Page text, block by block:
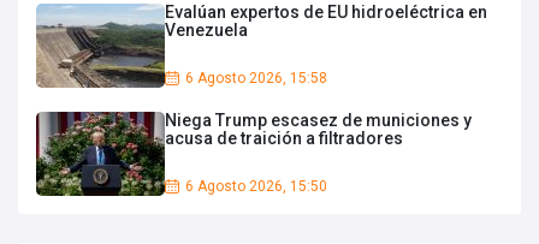
Evalúan expertos de EU hidroeléctrica en
Venezuela
6 Agosto 2026, 15:58
Niega Trump escasez de municiones y
acusa de traición a filtradores
6 Agosto 2026, 15:50